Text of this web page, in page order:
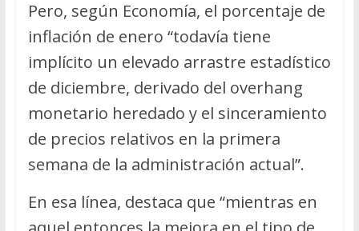
Pero, según Economía, el porcentaje de
inflación de enero “todavía tiene
implícito un elevado arrastre estadístico
de diciembre, derivado del overhang
monetario heredado y el sinceramiento
de precios relativos en la primera
semana de la administración actual”.
En esa línea, destaca que “mientras en